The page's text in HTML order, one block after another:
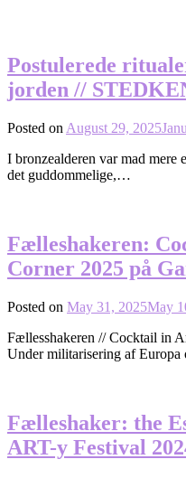
Postulerede
jorden //
Posted on August 29, 2025
I bronzealderen var mad
det guddommelige,…
Fælleshakeren:
Corner 2025 på
Posted on May 31, 2025May
Fællesshakeren // Cocktail in
Under militarisering af
Fælleshaker: the
ART-y Festival